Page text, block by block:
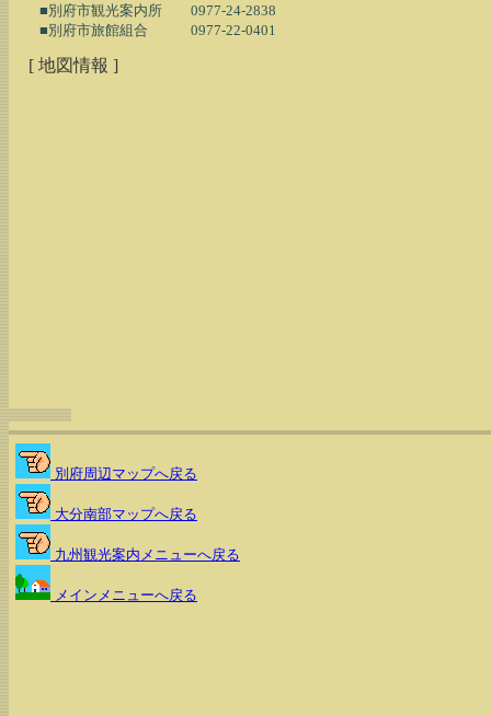
■別府市観光案内所　　0977-24-2838
[ 地図情報 ]
別府周辺マップへ戻る
大分南部マップへ戻る
九州観光案内メニューへ戻る
メインメニューへ戻る